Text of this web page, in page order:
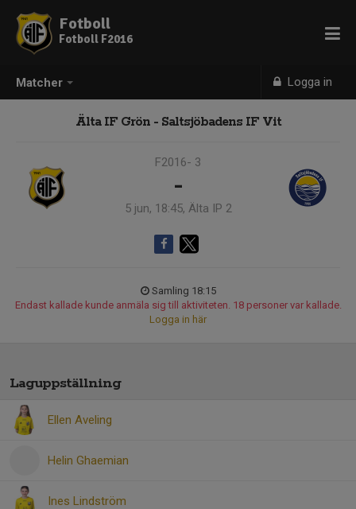
Matcher Logga in
Fotboll
Fotboll F2016
Älta IF Grön - Saltsjöbadens IF Vit
F2016- 3
-
5 jun, 18:45, Älta IP 2
Samling 18:15
Endast kallade kunde anmäla sig till aktiviteten. 18 personer var kallade.
Logga in här
Laguppställning
Ellen Aveling
Helin Ghaemian
Ines Lindström